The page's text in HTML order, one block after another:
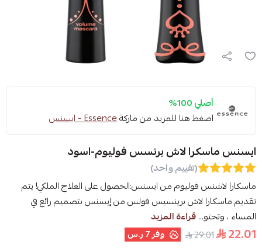
أصلي 100%
اضغط هنا للمزيد من ماركةEssence - ايسنس
ايسنس ماسكرا لاش برنسس فوليوم-اسود
(تقييم واحد)
ماسكارا لاشنس فوليوم من ايسنس:الحصول على العلاج الملكي! يتم
تقديم ماسكارا لاش برينسيس فولس من إيسنس بتصميم رائع في
المساء ، وتحتو...قراءة المزيد
22.01
29.01 وفر7 ر.س